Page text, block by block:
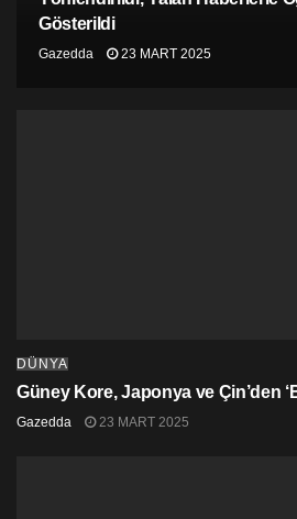
Gösterildi
Gazedda 23 MART 2025
DÜNYA
Güney Kore, Japonya ve Çin’den
Gazedda 23 MART 2025